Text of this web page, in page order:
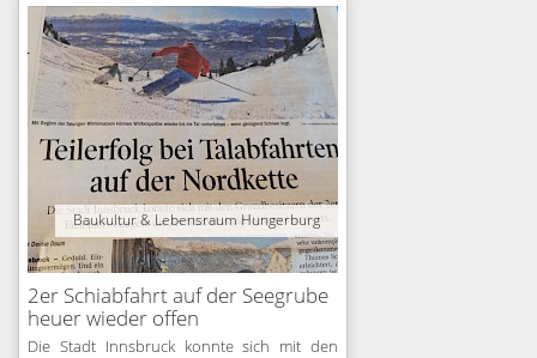
Baukultur & Lebensraum Hungerburg
2er Schiabfahrt auf der Seegrube
heuer wieder offen
Die Stadt Innsbruck konnte sich mit den